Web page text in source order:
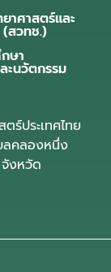
าศาสตร์และ
(สวทช.)
ษา
ะนวัตกรรม
ร์ประเทศไทย
ลคลองหนึ่ง
งหวัด